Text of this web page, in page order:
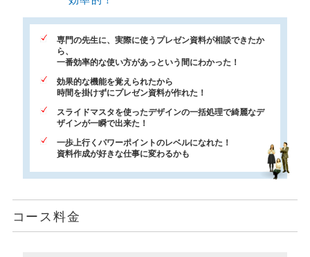
専門の先生に、実際に使うプレゼン資料が相談できたか
ら、
一番効率的な使い方があっという間にわかった！
効果的な機能を覚えられたから
時間を掛けずにプレゼン資料が作れた！
スライドマスタを使ったデザインの一括処理で綺麗なデ
ザインが一瞬で出来た！
一歩上行く パワーポイントのレベルになれた！
資料作成が好きな仕事に変わるかも
コース料金